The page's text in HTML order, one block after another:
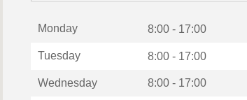
Monday 8:00 - 17:00
Tuesday 8:00 - 17:00
Wednesday 8:00 - 17:00